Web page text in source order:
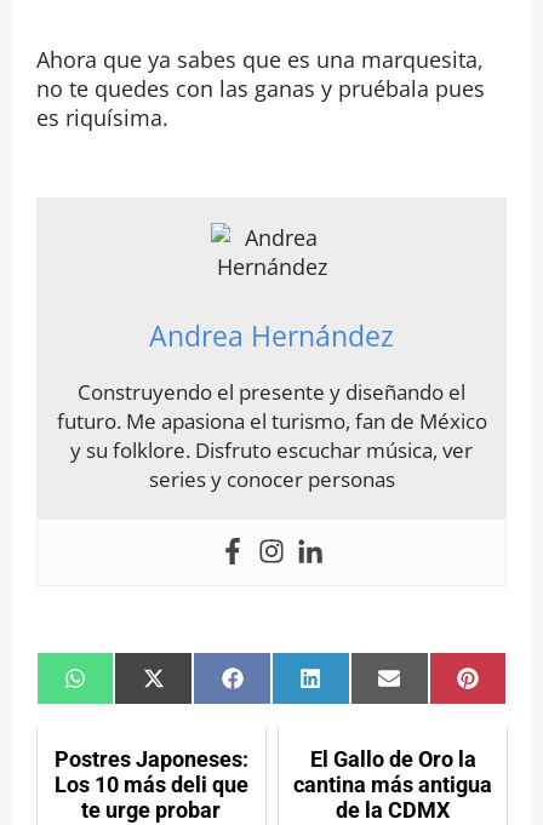
Ahora que ya sabes que es una marquesita,
no te quedes con las ganas y pruébala pues
es riquísima.
Andrea Hernández
Construyendo el presente y diseñando el
futuro. Me apasiona el turismo, fan de México
y su folklore. Disfruto escuchar música, ver
series y conocer personas
Compartir
en
Compartir
en
(Twitter)
Compartir
en
Facebook
Compartir
en
Compartir
en en
Postres Japoneses:
Los 10 más deli que
te urge probar
El Gallo de Oro la
cantina más antigua
de la CDMX